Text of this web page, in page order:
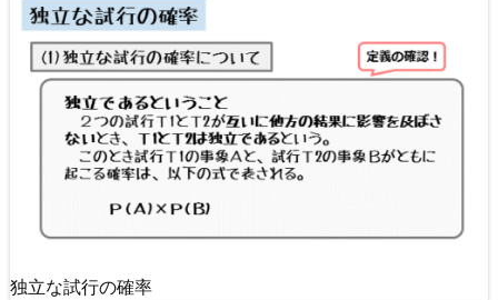
る
確
率
を
め
る
独
独立な試行の確率